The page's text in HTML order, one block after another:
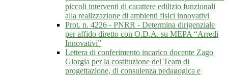
piccoli interventi di carattere edilizio funzionali
alla realizzazione di ambienti fisici innovativi
Prot. n. 4226 - PNRR - Determina dirigenziale
per affido diretto con O.D.A. su MEPA “Arredi
Innovativi”
Lettera di conferimento incarico docente Zago
Giorgia per la costituzione del Team di
progettazione, di consulenza pedagogica e